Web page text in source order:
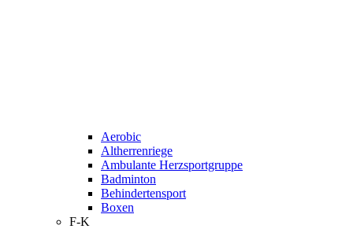
Aerobic
Altherrenriege
Ambulante Herzsportgruppe
Badminton
Behindertensport
Boxen
F-K